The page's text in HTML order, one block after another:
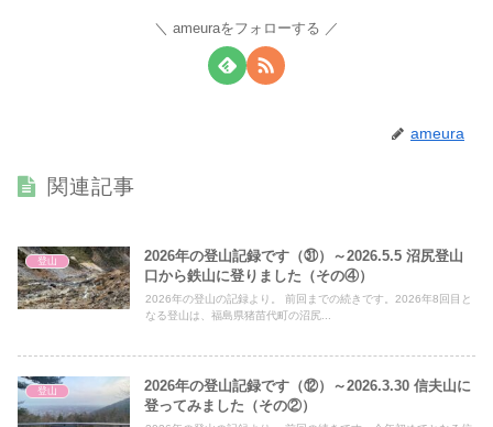
ameuraをフォローする
ameura
関連記事
登山
2026年の登山記録です（㉛）～2026.5.5 沼尻登山
口から鉄山に登りました（その④）
2026年の登山の記録より。 前回までの続きです。2026年8回目と
なる登山は、福島県猪苗代町の沼尻...
登山
2026年の登山記録です（⑫）～2026.3.30 信夫山に
登ってみました（その②）